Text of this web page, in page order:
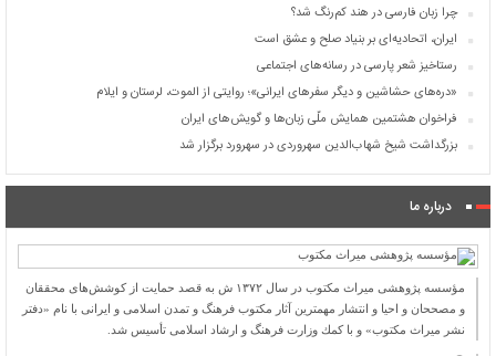
چرا زبان فارسی در هند کم‌رنگ شد؟
ایران، اتحادیه‌ای بر بنیاد صلح و عشق است
رستاخیز شعر پارسی در رسانه‌های اجتماعی
«دره‌های حشاشین و دیگر سفرهای ایرانی»؛ روایتی از الموت، لرستان و ایلام
فراخوان هشتمین همایش ملّی زبان‌ها و گویش‌های ایران
بزرگداشت شیخ شهاب‌الدین سهروردی در سهرورد برگزار شد
درباره ما
مؤسسه پژوهشی میراث مكتوب در سال ۱۳۷۲ ش به قصد حمایت از كوشش‌های محققان
و مصححان و احیا و انتشار مهمترین آثار مكتوب فرهنگ و تمدن اسلامی و ایرانی با نام «دفتر
نشر میراث مكتوب» و با كمك وزارت فرهنگ و ارشاد اسلامی تأسیس شد.